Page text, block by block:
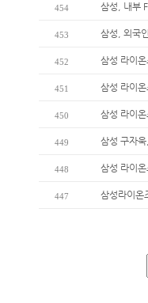
454 삼성, 내부
453 삼성, 외국
452 삼성 라이
451 삼성 라이
450 삼성 라이
449 삼성 구자
448 삼성 라이
447 삼성라이온